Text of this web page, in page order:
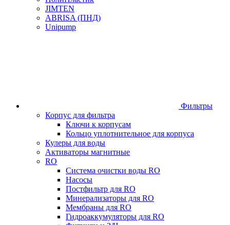
JIMTEN
ABRISA (ПНД)
Unipump
Фильтры
Корпус для фильтра
Ключи к корпусам
Кольцо уплотнительное для корпуса
Кулеры для воды
Активаторы магнитные
RO
Система очистки воды RO
Насосы
Постфильтр для RO
Минерализаторы для RO
Мембраны для RO
Гидроаккумуляторы для RO